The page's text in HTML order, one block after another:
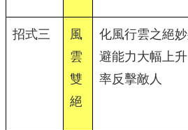
招式三
風
雲
雙
絕
化風行雲之絕
避能力大幅上
率反擊敵人